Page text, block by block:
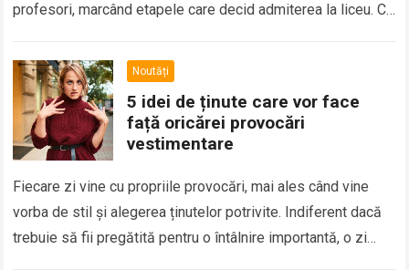
profesori, marcând etapele care decid admiterea la liceu. Cu
Noutăți
5 idei de ținute care vor face
față oricărei provocări
vestimentare
Fiecare zi vine cu propriile provocări, mai ales când vine
vorba de stil și alegerea ținutelor potrivite. Indiferent dacă
trebuie să fii pregătită pentru o întâlnire importantă, o zi